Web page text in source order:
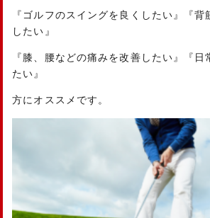
『ゴルフのスイングを良くしたい』『背
したい』
『膝、腰などの痛みを改善したい』『日
たい』
方にオススメです。